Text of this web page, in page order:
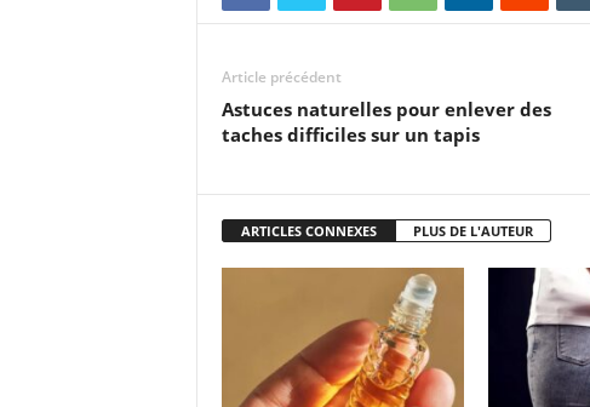
Article précédent
Astuces naturelles pour enlever des
taches difficiles sur un tapis
ARTICLES CONNEXES PLUS DE L'AUTEUR